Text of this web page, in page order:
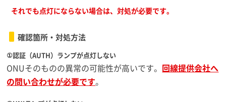
それでも点灯にならない場合は、対処が必要です。
確認箇所・対処方法
①認証（AUTH）ランプが点灯しない
ONUそのものの異常の可能性が高いです。 回線提供会社へ
の問い合わせが必要です。